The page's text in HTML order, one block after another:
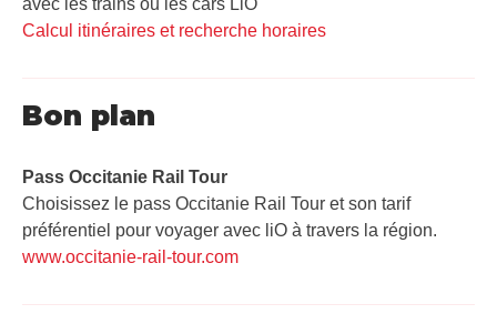
Calcul itinéraires et recherche horaires
Bon plan
Pass Occitanie Rail Tour​
Choisissez le pass Occitanie Rail Tour et son tarif
préférentiel pour voyager avec liO à travers la région.
www.occitanie-rail-tour.com